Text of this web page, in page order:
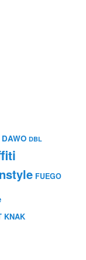
DAWO DBL
FUEGO
KNAK